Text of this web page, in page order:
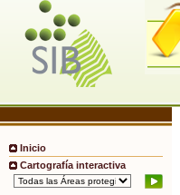
Inicio
Cartografía interactiva